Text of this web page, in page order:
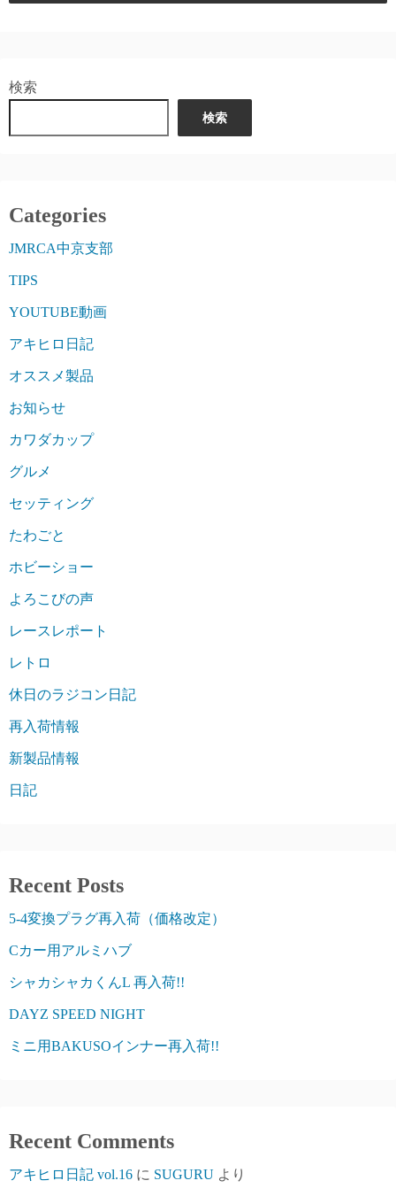
検索
検索
Categories
JMRCA中京支部
TIPS
YOUTUBE動画
アキヒロ日記
オススメ製品
お知らせ
カワダカップ
グルメ
セッティング
たわごと
ホビーショー
よろこびの声
レースレポート
レトロ
休日のラジコン日記
再入荷情報
新製品情報
日記
Recent Posts
5-4変換プラグ再入荷（価格改定）
Cカー用アルミハブ
シャカシャカくんL 再入荷!!
DAYZ SPEED NIGHT
ミニ用BAKUSOインナー再入荷!!
Recent Comments
アキヒロ日記 vol.16 に SUGURU より